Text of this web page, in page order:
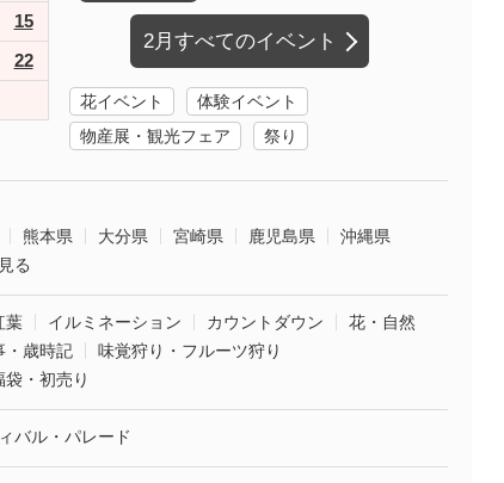
15
22
2月すべてのイベント
花イベント
体験イベント
物産展・観光フェア
祭り
熊本県 大分県 宮崎県 鹿児島県
沖縄県
る
葉 イルミネーション カウントダウン
花・自然
・歳時記
味覚狩り・フルーツ狩り
袋・初売り
バル・パレード